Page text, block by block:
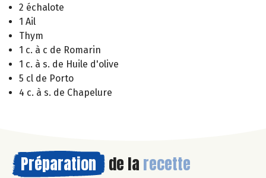
2 échalote
1 Ail
Thym
1 c. à c de Romarin
1 c. à s. de Huile d'olive
5 cl de Porto
4 c. à s. de Chapelure
Préparation de la recette